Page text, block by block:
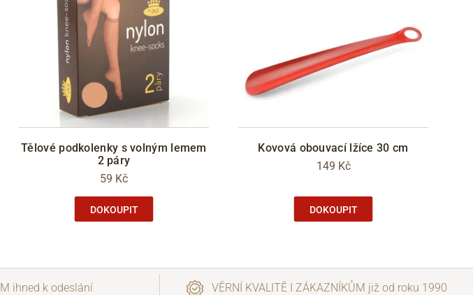
Tělové podkolenky s volným lemem
2 páry
59 Kč
DOKOUPIT
Kovová obouvací lžíce 30 cm
149 Kč
DOKOUPIT
ihned k odeslání VĚRNÍ KVALITĚ I ZÁKAZNÍKŮM již od roku 1990